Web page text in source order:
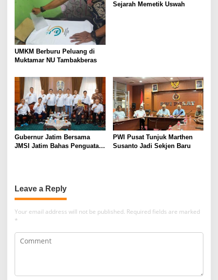
UMKM Berburu Peluang di
Muktamar NU Tambakberas
Sejarah Memetik Uswah
Gubernur Jatim Bersama
JMSI Jatim Bahas Penguatan
PWI Pusat Tunjuk Marthen
Susanto Jadi Sekjen Baru
Leave a Reply
Your email address will not be published. Required fields are marked
*